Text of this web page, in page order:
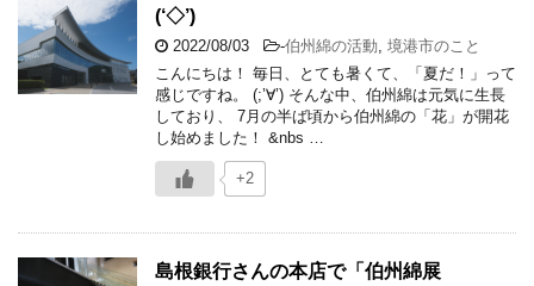
(‘◇’)ゞ
2022/08/03 -伯州綿の活動 境港市のこと
こんにちは！ 毎日、とても暑くて、「夏だ！」って
感じですね。 (;’∀’) そんな中、伯州綿は元気に生長
しており、 7月の半ば頃から伯州綿の「花」が開花
し始めました！ &nbs …
+2
島根銀行さんの本店で「伯州綿展